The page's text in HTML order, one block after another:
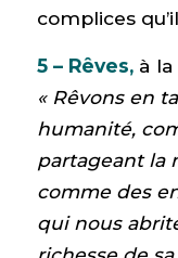
complices
5 – Rêves, à
«Rêvons en
humanité,
partageant la
comme des
qui nous